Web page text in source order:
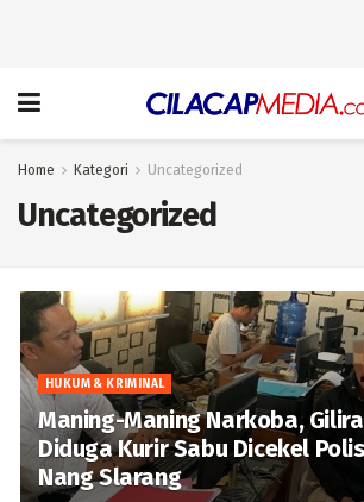
Home Kategori Uncategorized
Uncategorized
HUKUM & KRIMINAL
Maning-Maning Narkoba,
Diduga Kurir Sabu Dicekel
Nang Slarang